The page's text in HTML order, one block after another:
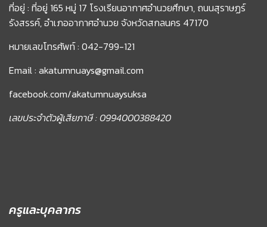
ที่อยู่ : ที่อยู่ 165 หมู่ 17 โรงเรียนอากาศอำนวยศึกษา, ถนนสุราษฏร์
รังสรรค์, อำเภออากาศอำนวย จังหวัดสกลนคร 47170
หมายเลขโทรศัพท์ : 042-799-121
Email : akatumnuays@gmail.com
facebook.com/akatumnuaysuksa
เลขประจำตัวผู้เสียภาษี : 0994000388420
ครูและบุคลากร